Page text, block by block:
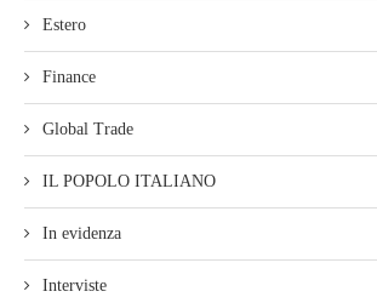
Estero
Finance
Global Trade
IL POPOLO ITALIANO
In evidenza
Interviste